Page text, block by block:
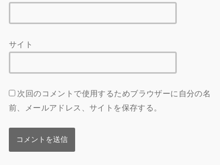
サイト
次回のコメントで使用するためブラウザーに自分の名
前、メールアドレス、サイトを保存する。